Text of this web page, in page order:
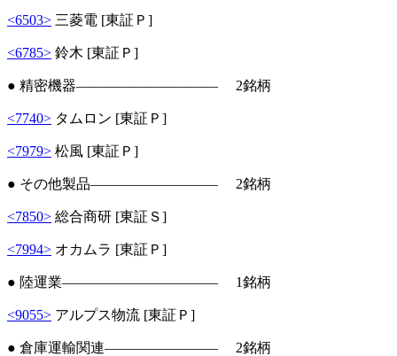
<6503> 三菱電 [東証Ｐ]
<6785> 鈴木 [東証Ｐ]
● 精密機器―――――――――― 2銘柄
<7740> タムロン [東証Ｐ]
<7979> 松風 [東証Ｐ]
● その他製品――――――――― 2銘柄
<7850> 総合商研 [東証Ｓ]
<7994> オカムラ [東証Ｐ]
● 陸運業――――――――――― 1銘柄
<9055> アルプス物流 [東証Ｐ]
● 倉庫運輸関連―――――――― 2銘柄